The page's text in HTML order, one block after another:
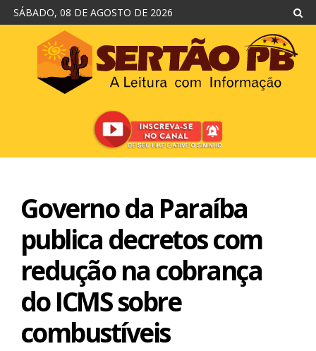
SÁBADO, 08 DE AGOSTO DE 2026
Governo da Paraíba
publica decretos com
redução na cobrança
do ICMS sobre
combustíveis